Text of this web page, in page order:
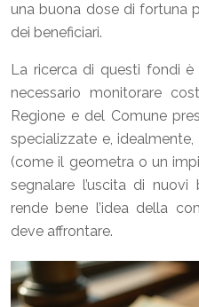
una buona dose di fortuna
dei beneficiari.
La ricerca di questi fondi
necessario monitorare
Regione e del Comune
specializzate e,
(come il geometra o un
segnalare l’uscita di nuovi
rende bene l’idea della
deve affrontare.